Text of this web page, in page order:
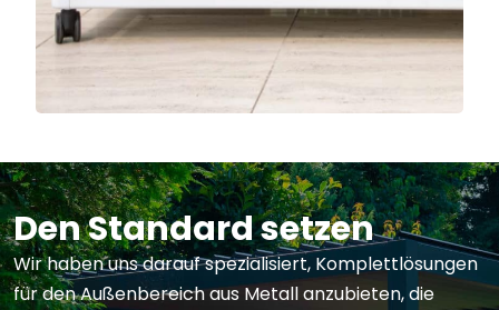
Den Standard setzen
Wir haben uns darauf spezialisiert, Komplettlösungen
für den Außenbereich aus Metall anzubieten, die